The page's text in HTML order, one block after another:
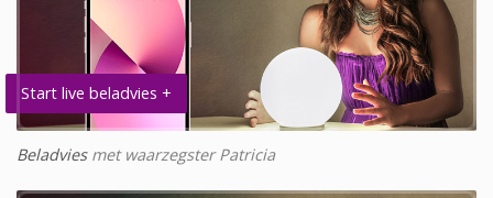
Start live beladvies +
Beladviesmet waarzegster Patricia